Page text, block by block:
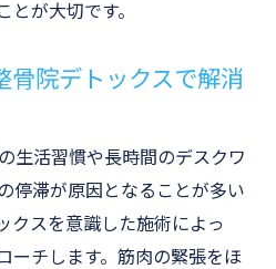
が大切です。
骨院デトックスで解消
生活習慣や長時間のデスクワ
停滞が原因となることが多い
クスを意識した施術によっ
ーチします。筋肉の緊張をほ